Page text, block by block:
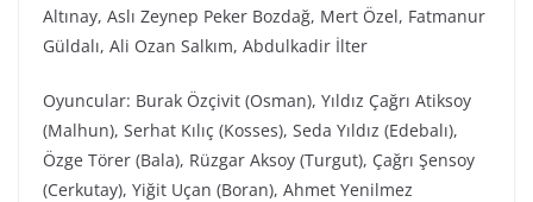
Altınay, Aslı Zeynep Peker Bozdağ, Mert Özel, Fatmanur
Güldalı, Ali Ozan Salkım, Abdulkadir İlter
Oyuncular: Burak Özçivit (Osman), Yıldız Çağrı Atiksoy
(Malhun), Serhat Kılıç (Kosses), Seda Yıldız (Edebalı),
Özge Törer (Bala), Rüzgar Aksoy (Turgut), Çağrı Şensoy
(Cerkutay), Yiğit Uçan (Boran), Ahmet Yenilmez